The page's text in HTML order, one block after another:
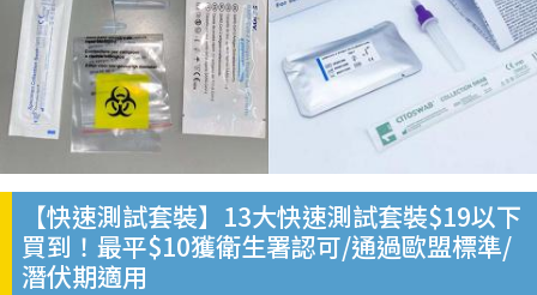
【快速測試套裝】13大快速測試套裝$19以下
買到！最平$10獲衛生署認可/通過歐盟標準/
潛伏期適用